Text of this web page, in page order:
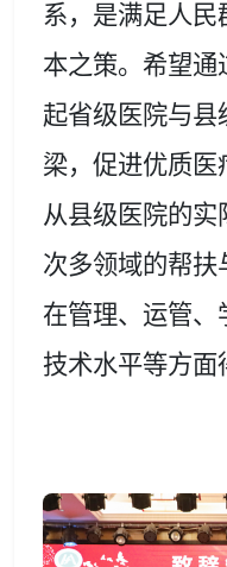
系，是满足人民
本之策。希望
起省级医院与
梁，促进优质医
从县级医院的
次多领域的帮
在管理、运管、
技术水平等方面